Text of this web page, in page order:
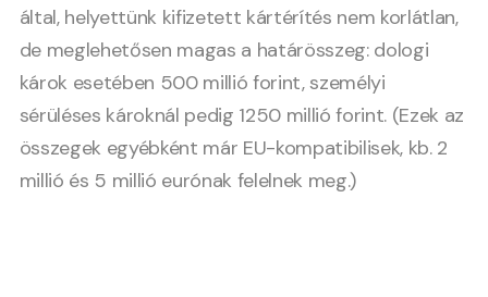
által, helyettünk kifizetett kártérítés nem korlátlan,
de meglehetősen magas a határösszeg: dologi
károk esetében 500 millió forint, személyi
sérüléses károknál pedig 1250 millió forint. (Ezek az
összegek egyébként már EU-kompatibilisek, kb. 2
millió és 5 millió eurónak felelnek meg.)